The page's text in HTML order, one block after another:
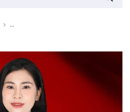
Thu âm quảng cáo Spa thẩm mỹ Minh Anh